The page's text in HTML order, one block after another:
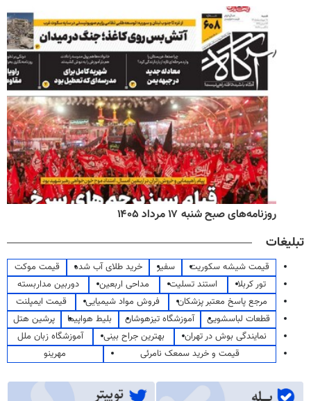
روزنامه‌های صبح شنبه ۱۷ مرداد ۱۴۰۵
تبلیغات
قیمت شیشه سکوریت سفیر خرید طلای آب شده
قیمت موکت
تور کربلا
استند تسلیت مداحی اربعین
دوربین مداربسته
مرجع پاسخ معتبر پزشکان
فروش مواد شیمیایی
قیمت ایمپلنت
قطعات لباسشویی
آموزشگاه تیزهوشان بلیط هواپیما
پرشین هتل
نمایندگی بوش در تهران
بهترین جراح بینی
آموزشگاه زبان ملل
قیمت و خرید سمعک نامرئی
مهرینو